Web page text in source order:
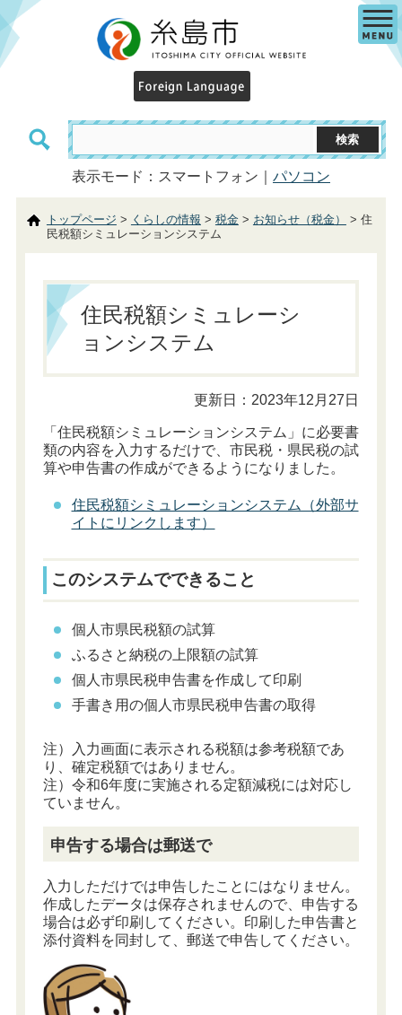
表示モード：スマートフォン｜ パソコン
トップページ > くらしの情報 > 税金> お知らせ（税金）
> 住
民税額シミュレーションシステム
住民税額シミュレーシ
ョンシステム
更新日：2023年12月27日
「住民税額シミュレーションシステム」に必要書
類の内容を入力するだけで、市民税・県民税の試
算や申告書の作成ができるようになりました。
住民税額シミュレーションシステム（外部サ
イトにリンクします）
このシステムでできること
個人市県民税額の試算
ふるさと納税の上限額の試算
個人市県民税申告書を作成して印刷
手書き用の個人市県民税申告書の取得
注）入力画面に表示される税額は参考税額であ
り、確定税額ではありません。
注）令和6年度に実施される定額減税には対応し
ていません。
申告する場合は郵送で
入力しただけでは申告したことにはなりません。
作成したデータは保存されませんので、申告する
場合は必ず印刷してください。印刷した申告書と
添付資料を同封して、郵送で申告してください。